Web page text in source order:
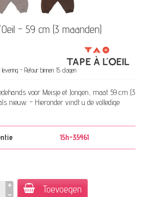
- 59 cm (3 maanden)
- Retour binnen 15 dagen
voor Meisje et Jongen, maat 59 cm (3
nieuw. – Hieronder vindt u de volledige
15h-35461
Toevoegen